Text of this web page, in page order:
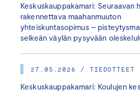
Keskuskauppakamari: Seuraavan
rakennettava maahanmuuton
yhteiskuntasopimus –
selkeän väylän pysyvään
27.05.2026 / TIEDOTTEET
Keskuskauppakamari: Koulujen